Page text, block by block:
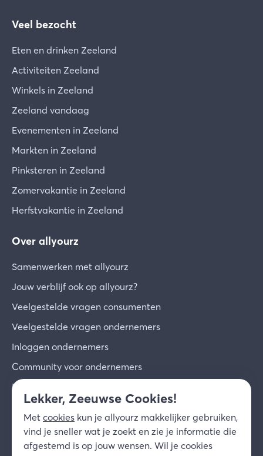
Veel bezocht
Eten en drinken Zeeland
Activiteiten Zeeland
Winkels in Zeeland
Zeeland vandaag
Evenementen in Zeeland
Markten in Zeeland
Pinksteren in Zeeland
Zomervakantie in Zeeland
Herfstvakantie in Zeeland
Over allyourz
Samenwerken met allyourz
Jouw verblijf ook op allyourz?
Veelgestelde vragen consumenten
Veelgestelde vragen ondernemers
Inloggen ondernemers
Community voor ondernemers
Inschrijven voor de nieuwsbrief
Over ons
Contact
Lekker, Zeeuwse Cookies!
Met cookies kun je allyourz makkelijker gebruiken,
vind je sneller wat je zoekt en zie je informatie die
afgestemd is op jouw wensen. Wil je cookies